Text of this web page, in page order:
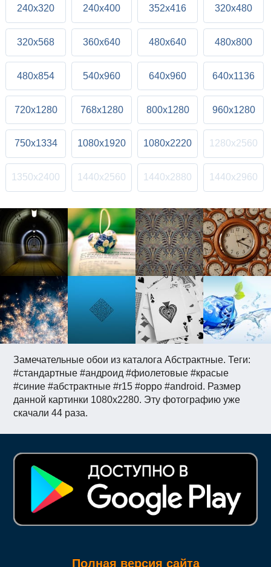
Замечательные обои из каталога Абстрактные. Теги:
#стандартные #андроид #фиолетовые #красые
#синие #абстрактные #r15 #oppo #android. Размер
данной картинки 1080x2280. Эту фотографию уже
скачали 44 раза.
240x320 240x400 352x416 320x480
320x568 360x640 480x640 480x800
480x854 540x960 640x960 640x1136
720x1280 768x1280 800x1280 960x1280
750x1334 1080x1920 1080x2220 1280x2560
1350x2400 1440x2560 1440x2880 1440x2960
Полная версия сайта